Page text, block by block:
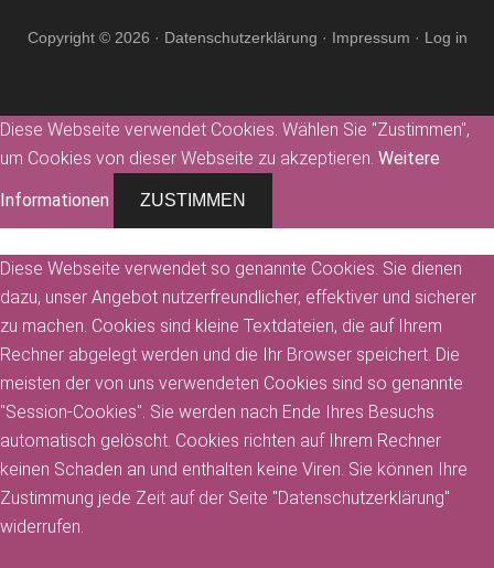
Copyright © 2026 · Datenschutzerklärung · Impressum · Log in
Diese Webseite verwendet Cookies. Wählen Sie "Zustimmen",
um Cookies von dieser Webseite zu akzeptieren. Weitere
Informationen
ZUSTIMMEN
Diese Webseite verwendet so genannte Cookies. Sie dienen
dazu, unser Angebot nutzerfreundlicher, effektiver und sicherer
zu machen. Cookies sind kleine Textdateien, die auf Ihrem
Rechner abgelegt werden und die Ihr Browser speichert. Die
meisten der von uns verwendeten Cookies sind so genannte
"Session-Cookies". Sie werden nach Ende Ihres Besuchs
automatisch gelöscht. Cookies richten auf Ihrem Rechner
keinen Schaden an und enthalten keine Viren. Sie können Ihre
Zustimmung jede Zeit auf der Seite "Datenschutzerklärung"
widerrufen.